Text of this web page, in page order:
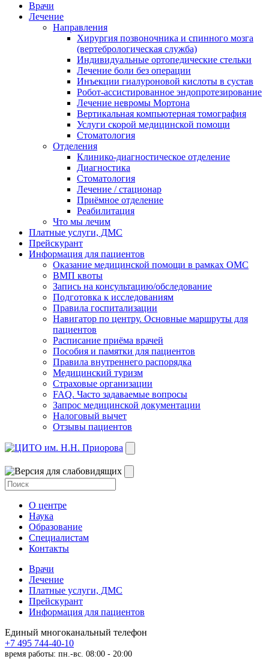
Врачи
Лечение
Направления
Хирургия позвоночника и спинного мозга
(вертебрологическая служба)
Индивидуальные ортопедические стельки
Лечение боли без операции
Инъекции гиалуроновой кислоты в сустав
Робот-ассистированное эндопротезирование
Лечение невромы Мортона
Вертикальная компьютерная томография
Услуги скорой медицинской помощи
Стоматология
Отделения
Клинико-диагностическое отделение
Диагностика
Стоматология
Лечение / стационар
Приёмное отделение
Реабилитация
Что мы лечим
Платные услуги, ДМС
Прейскурант
Информация для пациентов
Оказание медицинской помощи в рамках ОМС
ВМП квоты
Запись на консультацию/обследование
Подготовка к исследованиям
Правила госпитализации
Навигатор по центру. Основные маршруты для
пациентов
Расписание приёма врачей
Пособия и памятки для пациентов
Правила внутреннего распорядка
Медицинский туризм
Страховые организации
FAQ. Часто задаваемые вопросы
Запрос медицинской документации
Налоговый вычет
Отзывы пациентов
О центре
Наука
Образование
Специалистам
Контакты
Врачи
Лечение
Платные услуги, ДМС
Прейскурант
Информация для пациентов
Единый многоканальный телефон
+7 495 744-40-10
время работы: пн.-вс. 08:00 - 20:00